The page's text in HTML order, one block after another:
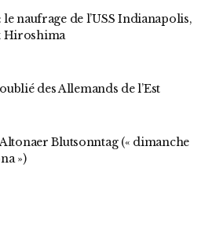
le naufrage de l’USS Indianapolis,
Hiroshima
des Allemands de l’Est
Altonaer Blutsonntag (« dimanche
»)